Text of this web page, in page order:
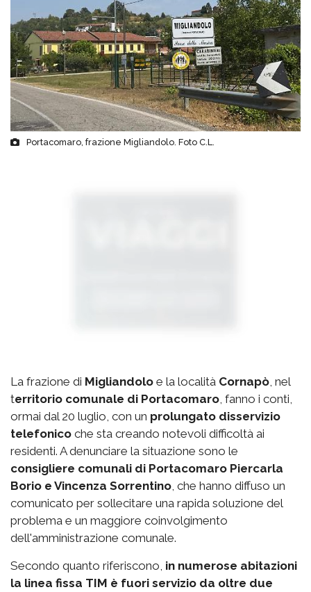
Portacomaro, frazione Migliandolo. Foto C.L.
La frazione di Migliandolo e la località Cornapò , nel
territorio comunale di Portacomaro , fanno i conti,
ormai dal 20 luglio, con un prolungato disservizio
telefonico che sta creando notevoli difficoltà ai
residenti. A denunciare la situazione sono le
consigliere comunali di Portacomaro Piercarla
Borio e Vincenza Sorrentino , che hanno diffuso un
comunicato per sollecitare una rapida soluzione del
problema e un maggiore coinvolgimento
dell'amministrazione comunale.
Secondo quanto riferiscono, in numerose abitazioni
la linea fissa TIM è fuori servizio da oltre due